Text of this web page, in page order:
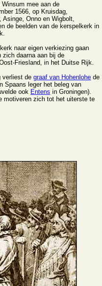
mee aan de
1566, op Kruisdag,
Asinge, Onno en Wigbolt,
de beelden van de kerspelkerk in
naar eigen verkiezing gaan
zich daarna aan bij de
Friesland, in het Duitse Rijk.
verliest de graaf van Hohenlohe de
Spaans leger het beleg van
ook Entens in Groningen).
motiveren zich tot het uiterste te